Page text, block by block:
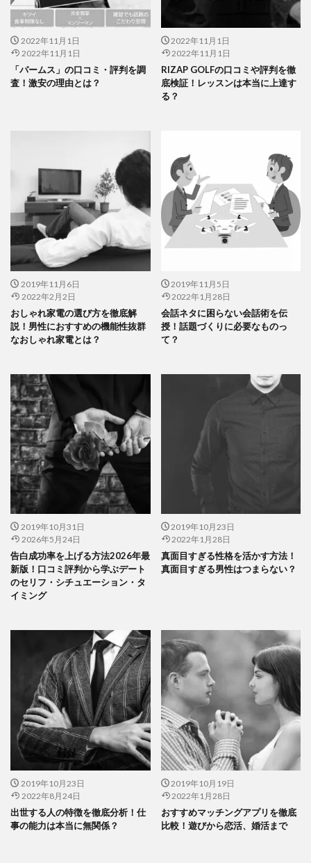
2022年11月1日
2022年11月1日
「パームス」の口コミ・評判を調
査！激安の理由とは？
2022年11月1日
2022年11月1日
RIZAP GOLFの口コミや評判を徹
底検証！レッスンは本当に上達す
る？
2019年11月6日
2022年2月2日
おしゃれ家電の選び方を徹底解
説！男性におすすめの機能性抜群
なおしゃれ家電とは？
2019年11月5日
2022年1月28日
会話ネタに困らない会話術を伝
授！話題づくりに必要なものっ
て？
2019年10月31日
2026年5月24日
告白成功率を上げる方法2026年最
新版！口コミ評判から学ぶデート
のセリフ・シチュエーション・タ
イミング
2019年10月23日
2022年1月28日
真面目すぎる性格を活かす方法！
真面目すぎる男性はつまらない？
2019年10月23日
2022年8月24日
出世する人の特徴を徹底分析！仕
事の能力は本当に無関係？
2019年10月19日
2022年1月28日
おすすめマッチングアプリを徹底
比較！遊びから恋活、婚活まで